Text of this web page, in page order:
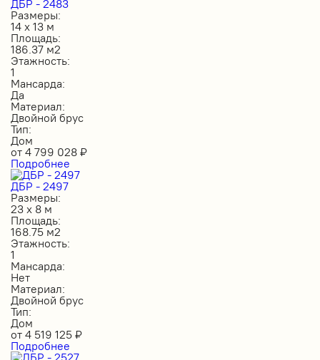
ДБР - 2483
Размеры:
14 х 13 м
Площадь:
186.37 м2
Этажность:
1
Мансарда:
Да
Материал:
Двойной брус
Тип:
Дом
от 4 799 028 ₽
Подробнее
ДБР - 2497
Размеры:
23 х 8 м
Площадь:
168.75 м2
Этажность:
1
Мансарда:
Нет
Материал:
Двойной брус
Тип:
Дом
от 4 519 125 ₽
Подробнее